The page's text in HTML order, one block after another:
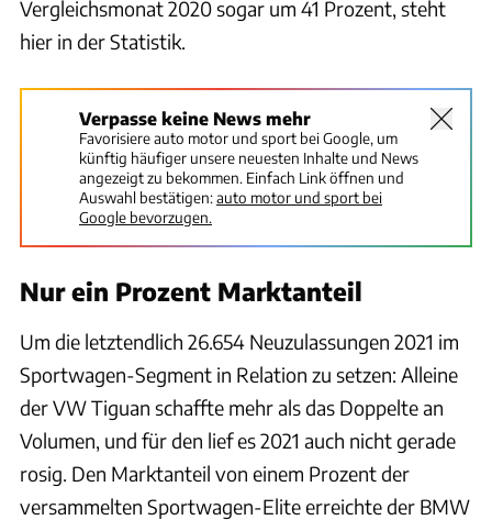
Vergleichsmonat 2020 sogar um 41 Prozent, steht
hier in der Statistik.
Verpasse keine News mehr
Favorisiere auto motor und sport bei Google, um
künftig häufiger unsere neuesten Inhalte und News
angezeigt zu bekommen. Einfach Link öffnen und
Auswahl bestätigen:auto motor und sport bei
Google bevorzugen.
Nur ein Prozent Marktanteil
Um die letztendlich 26.654 Neuzulassungen 2021 im
Sportwagen-Segment in Relation zu setzen: Alleine
der VW Tiguan schaffte mehr als das Doppelte an
Volumen, und für den lief es 2021 auch nicht gerade
rosig. Den Marktanteil von einem Prozent der
versammelten Sportwagen-Elite erreichte der BMW